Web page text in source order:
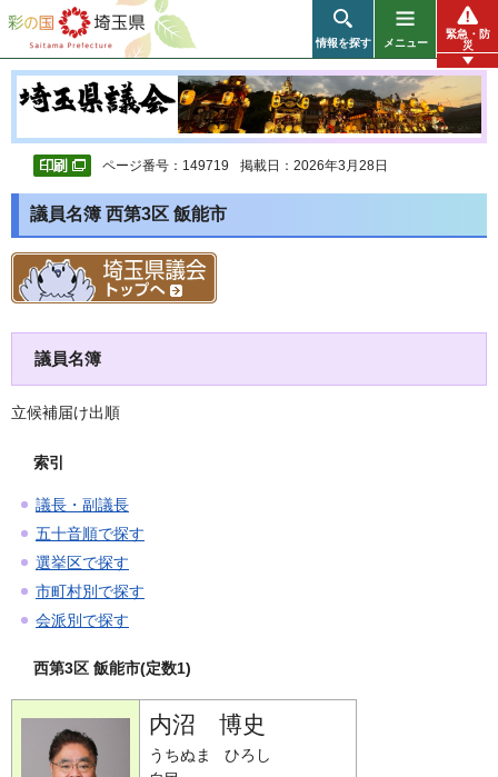
彩の国 埼玉県
情報を探す メニュー
緊急・防
災
ページ番号：149719 掲載日：2026年3月28日
議員名簿 西第3区 飯能市
議員名簿
立候補届け出順
索引
議長・副議長
五十音順で探す
選挙区で探す
市町村別で探す
会派別で探す
西第3区 飯能市(定数1)
内沼 博史
うちぬま ひろし